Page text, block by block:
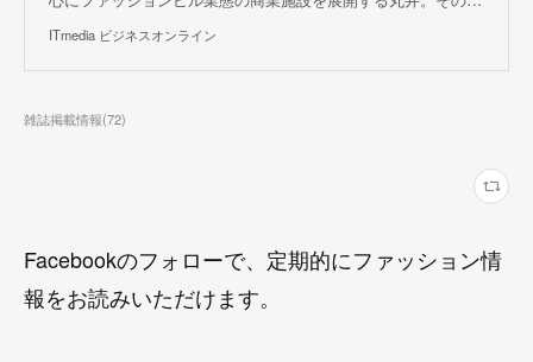
ITmedia ビジネスオンライン
雑誌掲載情報(72)
Facebookのフォローで、定期的にファッション情
報をお読みいただけます。